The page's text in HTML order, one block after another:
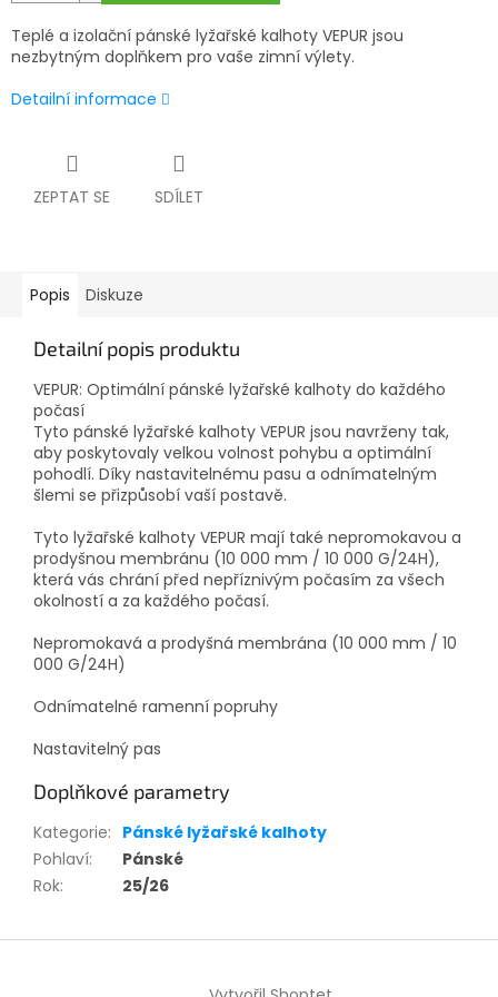
Teplé a izolační pánské lyžařské kalhoty VEPUR jsou
nezbytným doplňkem pro vaše zimní výlety.
Detailní informace
ZEPTAT SE SDÍLET
Popis Diskuze
Detailní popis produktu
VEPUR: Optimální pánské lyžařské kalhoty do každého
počasí
Tyto pánské lyžařské kalhoty VEPUR jsou navrženy tak,
aby poskytovaly velkou volnost pohybu a optimální
pohodlí. Díky nastavitelnému pasu a odnímatelným
šlemi se přizpůsobí vaší postavě.
Tyto lyžařské kalhoty VEPUR mají také nepromokavou a
prodyšnou membránu (10 000 mm / 10 000 G/24H),
která vás chrání před nepříznivým počasím za všech
okolností a za každého počasí.
Nepromokavá a prodyšná membrána (10 000 mm / 10
000 G/24H)
Odnímatelné ramenní popruhy
Nastavitelný pas
Doplňkové parametry
Kategorie: Pánské lyžařské kalhoty
Pohlaví:
Pánské
Rok: 25/26